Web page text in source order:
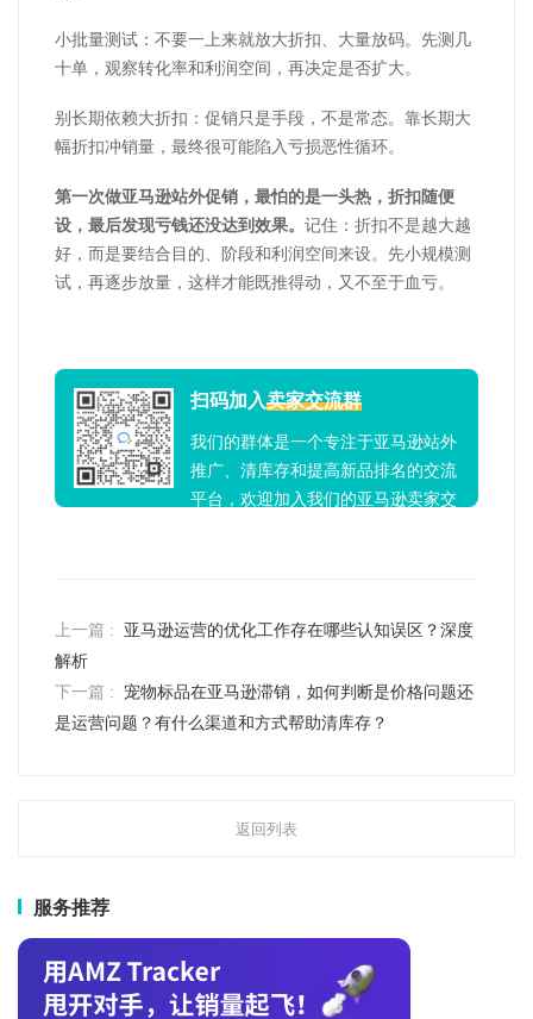
小批量测试：不要一上来就放大折扣、大量放码。先测几
十单，观察转化率和利润空间，再决定是否扩大。
别长期依赖大折扣：促销只是手段，不是常态。靠长期大
幅折扣冲销量，最终很可能陷入亏损恶性循环。
第一次做亚马逊站外促销，最怕的是一头热，折扣随便
设，最后发现亏钱还没达到效果。 记住：折扣不是越大越
好，而是要结合目的、阶段和利润空间来设。先小规模测
试，再逐步放量，这样才能既推得动，又不至于血亏。
扫码加入卖家交流群
我们的群体是一个专注于亚马逊站外
推广、清库存和提高新品排名的交流
平台，欢迎加入我们的亚马逊卖家交
上一篇 :
亚马逊运营的优化工作存在哪些认知误区？深度
解析
下一篇 :
宠物标品在亚马逊滞销，如何判断是价格问题还
是运营问题？有什么渠道和方式帮助清库存？
返回列表
服务推荐